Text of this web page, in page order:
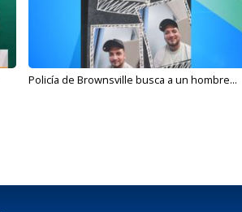
Policía de Brownsville busca a un hombre...